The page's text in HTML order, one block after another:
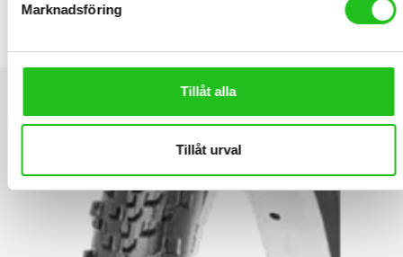
Marknadsföring
Tillåt alla
Tillåt urval
Däck CST 20×2.125 54-406
199,00kr